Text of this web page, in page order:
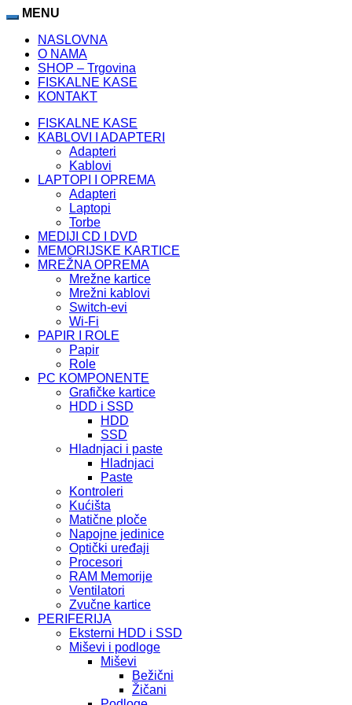
MENU
NASLOVNA
O NAMA
SHOP – Trgovina
FISKALNE KASE
KONTAKT
FISKALNE KASE
KABLOVI I ADAPTERI
Adapteri
Kablovi
LAPTOPI I OPREMA
Adapteri
Laptopi
Torbe
MEDIJI CD I DVD
MEMORIJSKE KARTICE
MREŽNA OPREMA
Mrežne kartice
Mrežni kablovi
Switch-evi
Wi-Fi
PAPIR I ROLE
Papir
Role
PC KOMPONENTE
Grafičke kartice
HDD i SSD
HDD
SSD
Hladnjaci i paste
Hladnjaci
Paste
Kontroleri
Kućišta
Matične ploče
Napojne jedinice
Optički uređaji
Procesori
RAM Memorije
Ventilatori
Zvučne kartice
PERIFERIJA
Eksterni HDD i SSD
Miševi i podloge
Miševi
Bežični
Žičani